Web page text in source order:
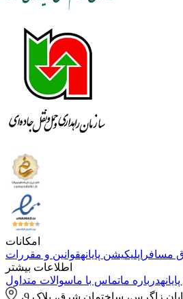
امکانات
مسافر اپلیکیشن پایانهقوانین و مقررات
اطلاعات بیشتر
درباره ماتماس با ماسوالات متداول